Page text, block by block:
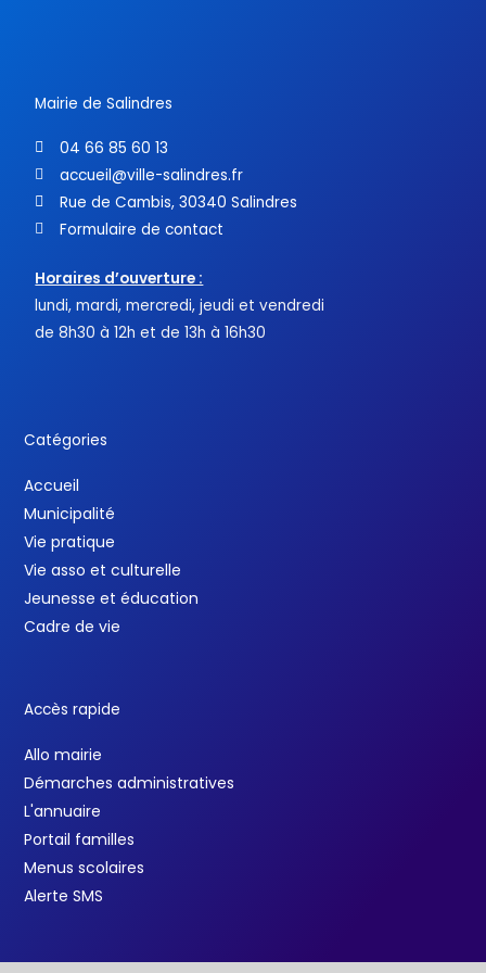
Mairie de Salindres
04 66 85 60 13
accueil@ville-salindres.fr
Rue de Cambis, 30340 Salindres
Formulaire de contact
Horaires d’ouverture :
lundi, mardi, mercredi, jeudi et vendredi
de 8h30 à 12h et de 13h à 16h30
Catégories
Accueil
Municipalité
Vie pratique
Vie asso et culturelle
Jeunesse et éducation
Cadre de vie
Accès rapide
Allo mairie
Démarches administratives
L'annuaire
Portail familles
Menus scolaires
Alerte SMS